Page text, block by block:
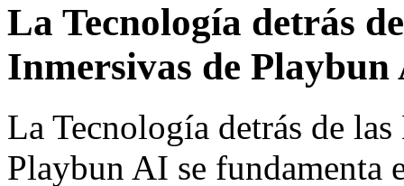
La Tecnología detrás
Inmersivas de Playbun
La Tecnología detrás de
Playbun AI se fundamenta